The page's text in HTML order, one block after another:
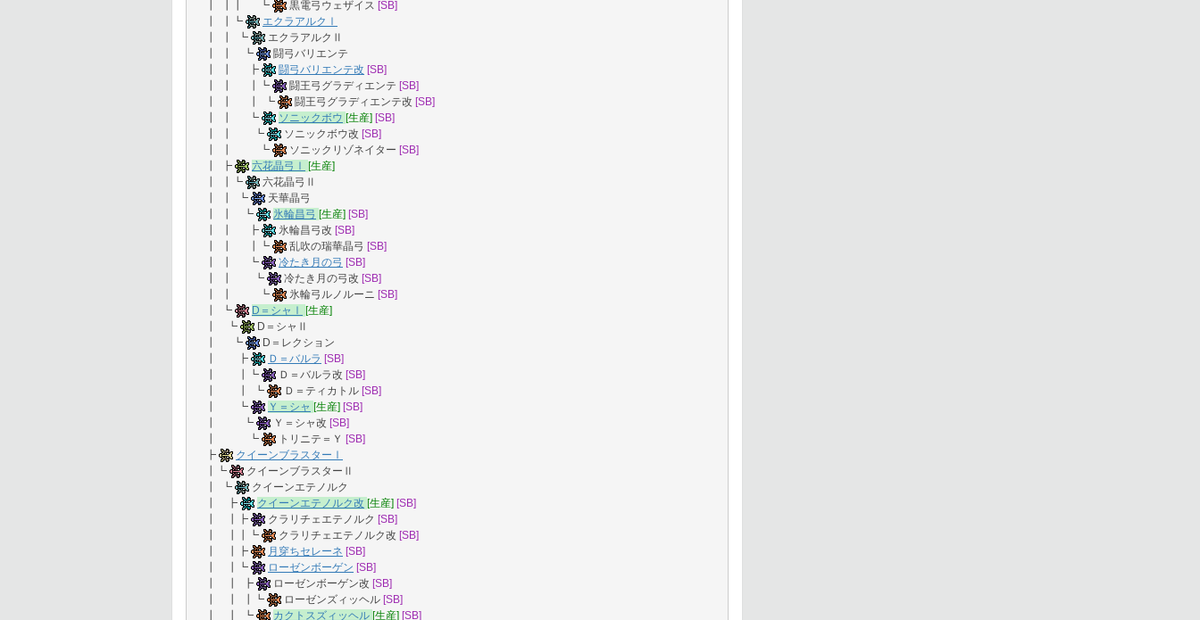
┃ ┃┃ ┗
黒電弓ウェザイス [SB]
┃ ┃┗
エクラアルクⅠ
┃ ┃ ┗
エクラアルクⅡ
┃ ┃ ┗
闘弓バリエンテ
┃ ┃ ┣
闘弓バリエンテ改 [SB]
┃ ┃ ┃┗
闘王弓グラディエンテ [SB]
┃ ┃ ┃ ┗
闘王弓グラディエンテ改 [SB]
┃ ┃ ┗
ソニックボウ [生産] [SB]
┃ ┃ ┗
ソニックボウ改 [SB]
┃ ┃ ┗
ソニックリゾネイター [SB]
┃ ┣
六花晶弓Ⅰ
[生産]
┃ ┃┗
六花晶弓Ⅱ
┃ ┃ ┗
天華晶弓
┃ ┃ ┗
氷輪昌弓 [生産] [SB]
┃ ┃ ┣
氷輪昌弓改 [SB]
┃ ┃ ┃┗
乱吹の瑞華晶弓 [SB]
┃ ┃ ┗
冷たき月の弓 [SB]
┃ ┃ ┗
冷たき月の弓改 [SB]
┃ ┃ ┗
氷輪弓ルノルーニ [SB]
┃ ┗
D＝シャⅠ
[生産]
┃ ┗
D＝シャⅡ
┃ ┗
D＝レクション
┃ ┣
Ｄ＝バルラ [SB]
┃ ┃┗
Ｄ＝バルラ改 [SB]
┃ ┃ ┗
Ｄ＝ティカトル [SB]
┃ ┗
Ｙ＝シャ [生産] [SB]
┃ ┗
Ｙ＝シャ改 [SB]
┃ ┗
トリニテ＝Ｙ [SB]
┣
クイーンブラスターⅠ
┃┗
クイーンブラスターⅡ
┃ ┗
クイーンエテノルク
┃ ┣
クイーンエテノルク改 [生産] [SB]
┃ ┃┣
クラリチェエテノルク [SB]
┃ ┃┃┗
クラリチェエテノルク改 [SB]
┃ ┃┣
月穿ちセレーネ [SB]
┃ ┃┗
ローゼンボーゲン [SB]
┃ ┃ ┣
ローゼンボーゲン改 [SB]
┃ ┃ ┃┗
ローゼンズィッヘル [SB]
┃ ┃ ┗
カクトスズィッヘル [生産] [SB]